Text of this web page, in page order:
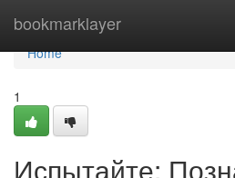
bookmarklayer
Home
Home
1
Испытайте: